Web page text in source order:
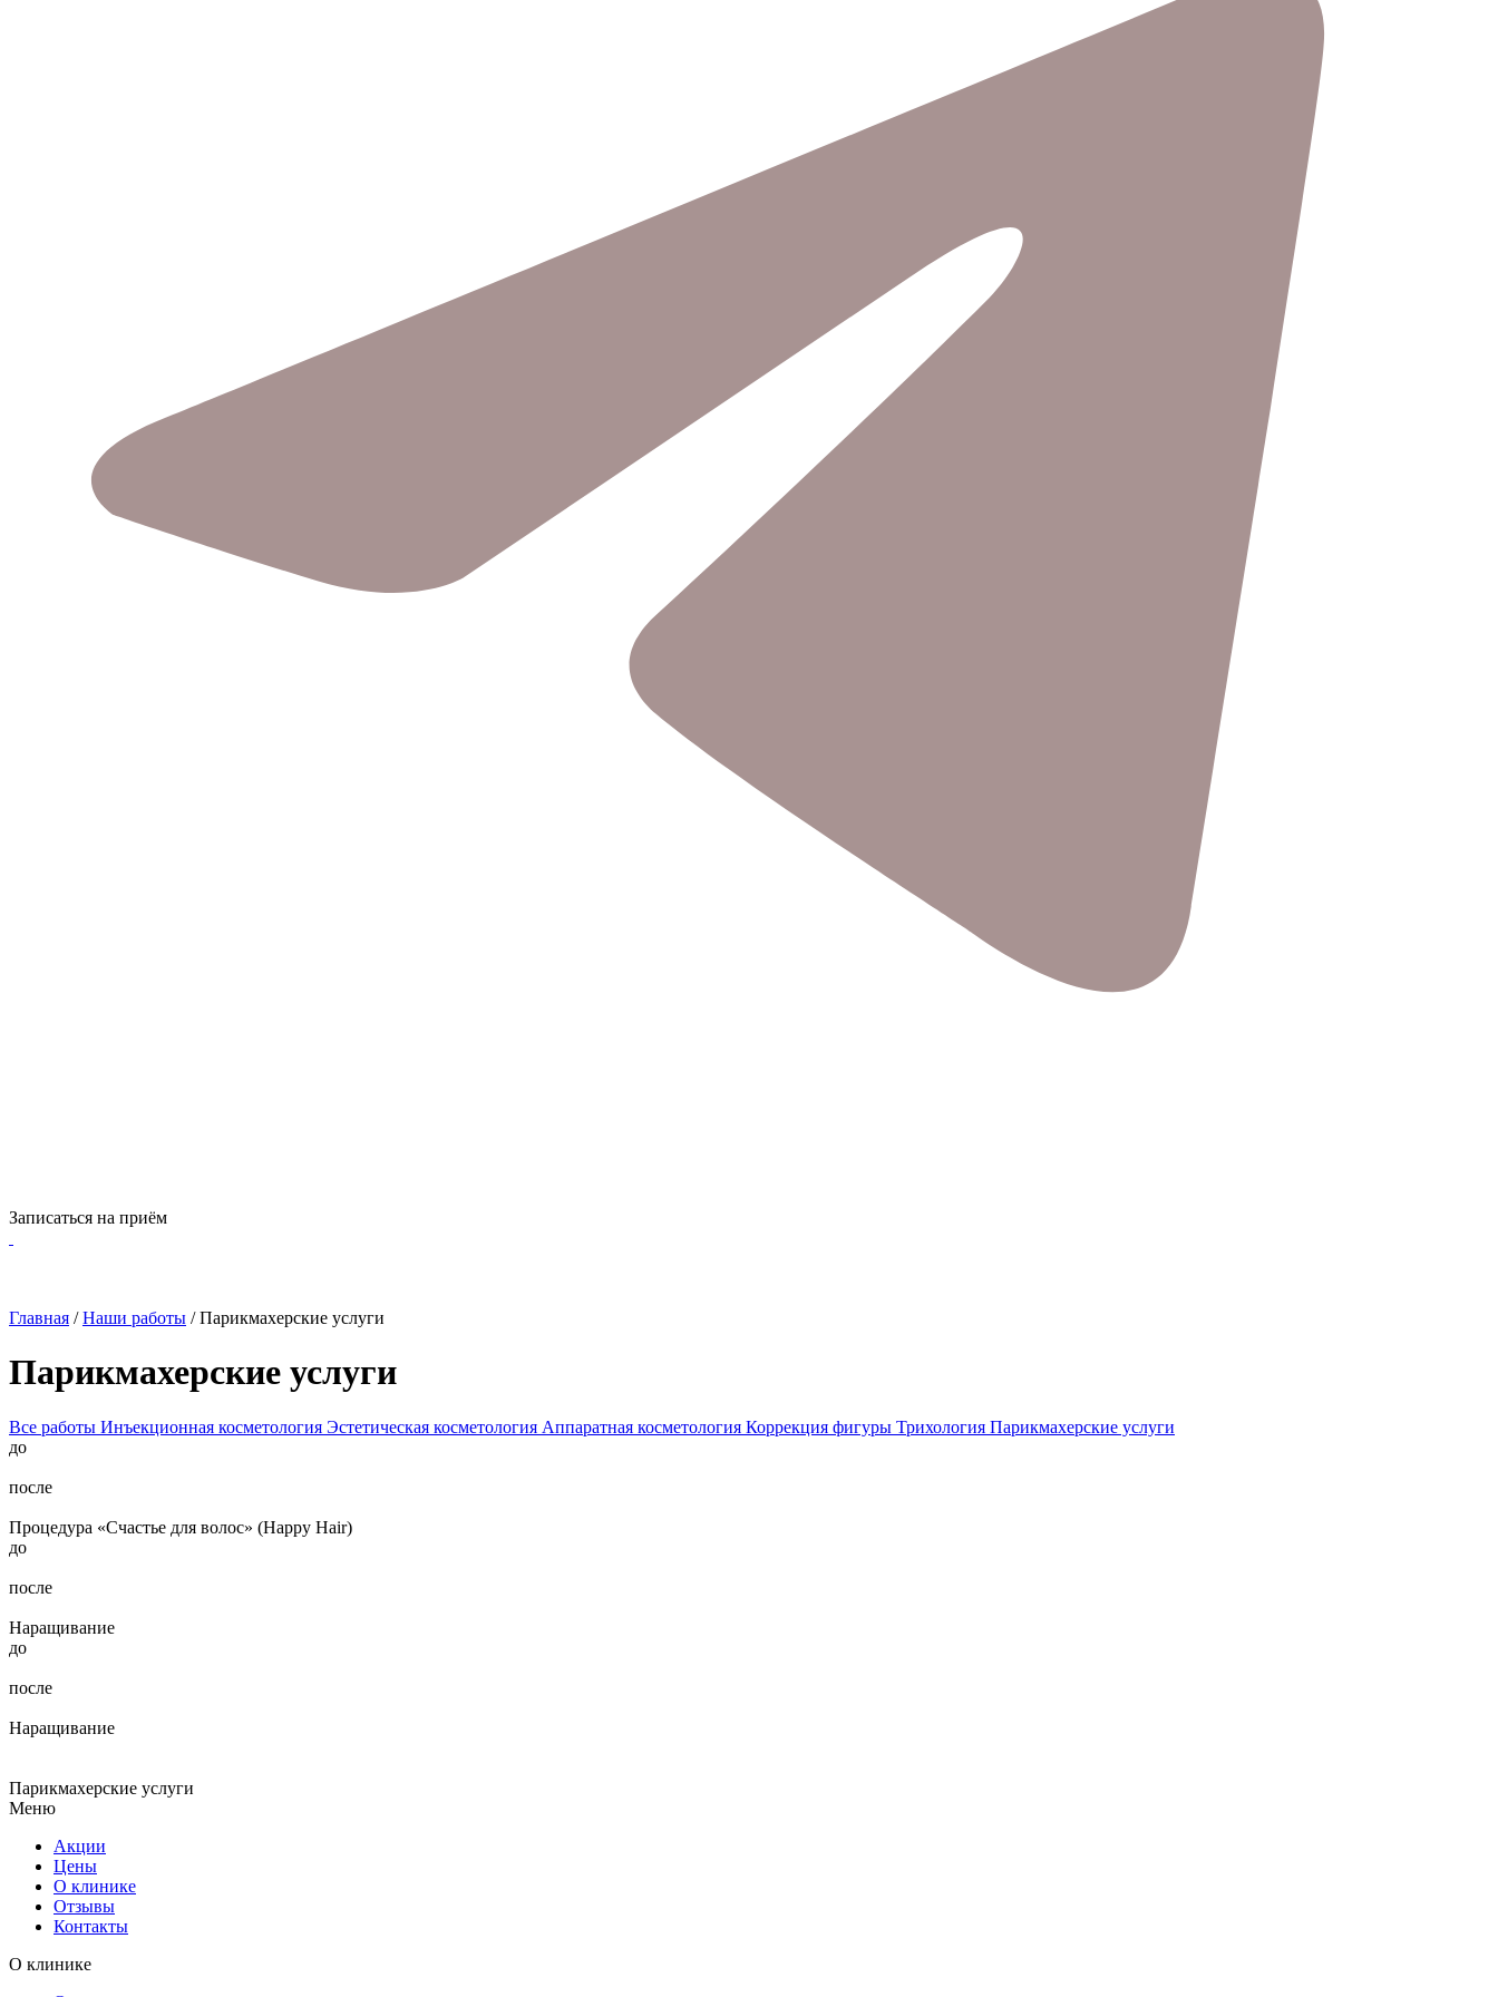
Записаться на приём
Главная /Наши работы /Парикмахерские услуги
Парикмахерские услуги
Все работы Инъекционная косметология Эстетическая косметология Аппаратная косметология Коррекция фигуры Трихология Парикмахерские услуги
до
после
Процедура «Счастье для волос» (Happy Hair)
до
после
Наращивание
до
после
Наращивание
Парикмахерские услуги
Меню
Акции
Цены
О клинике
Отзывы
Контакты
О клинике